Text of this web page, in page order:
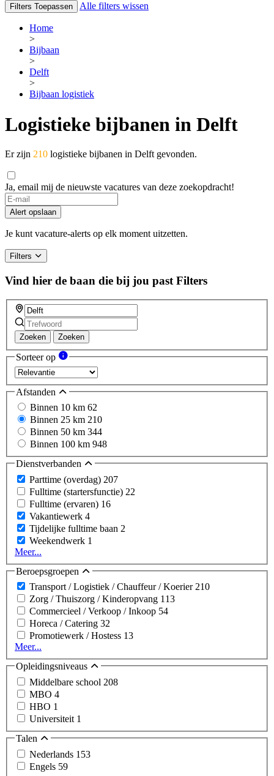
Filters Toepassen Alle filters wissen
Home
>
Bijbaan
>
Delft
>
Bijbaan logistiek
Logistieke bijbanen in Delft
Er zijn 210 logistieke bijbanen in Delft gevonden.
Ja, email mij de nieuwste vacatures van deze zoekopdracht!
If
you
are
a
ignore
this
field
Alert opslaan
Je kunt vacature-alerts op elk moment uitzetten.
Filters
Vind hier de baan die bij jou past Filters
Zoeken Zoeken
Sorteer op
Afstanden
Binnen 10 km 62
Binnen 25 km 210
Binnen 50 km 344
Binnen 100 km 948
Dienstverbanden
Parttime (overdag) 207
Fulltime (startersfunctie) 22
Fulltime (ervaren) 16
Vakantiewerk 4
Tijdelijke fulltime baan 2
Weekendwerk 1
Meer...
Beroepsgroepen
Transport / Logistiek / Chauffeur / Koerier210
Zorg / Thuiszorg / Kinderopvang 113
Commercieel / Verkoop / Inkoop 54
Horeca / Catering 32
Promotiewerk / Hostess 13
Meer...
Opleidingsniveaus
Middelbare school 208
MBO 4
HBO 1
Universiteit 1
Talen
Nederlands 153
Engels 59